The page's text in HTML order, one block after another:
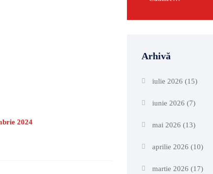
2024
Arhivă
iulie 2026 (15)
iunie 2026 (7)
mai 2026 (13)
aprilie 2026 (10)
martie 2026 (17)